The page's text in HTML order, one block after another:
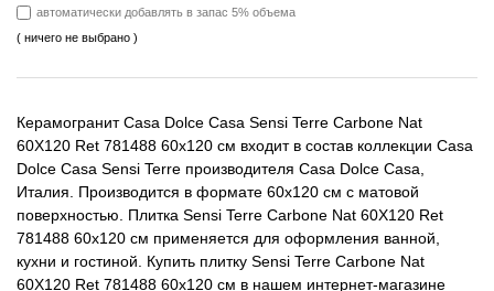
автоматически добавлять в запас 5% объема
( ничего не выбрано )
Керамогранит Casa Dolce Casa Sensi Terre Carbone Nat
60X120 Ret 781488 60x120 см входит в состав коллекции Casa
Dolce Casa Sensi Terre производителя Casa Dolce Casa,
Италия. Производится в формате 60x120 см с матовой
поверхностью. Плитка Sensi Terre Carbone Nat 60X120 Ret
781488 60x120 см применяется для оформления ванной,
кухни и гостиной. Купить плитку Sensi Terre Carbone Nat
60X120 Ret 781488 60x120 см в нашем интернет-магазине